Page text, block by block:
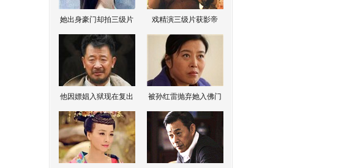
她出身豪门却拍三级片 戏精演三级片获影帝
他因嫖娼入狱现在复出 被孙红雷抛弃她入佛门